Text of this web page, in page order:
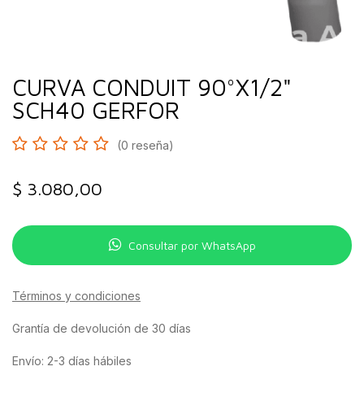
CURVA CONDUIT 90°X1/2"
SCH40 GERFOR
(0 reseña)
$ 3.080,00
Consultar por WhatsApp
Términos y condiciones
Grantía de devolución de 30 días
Envío: 2-3 días hábiles